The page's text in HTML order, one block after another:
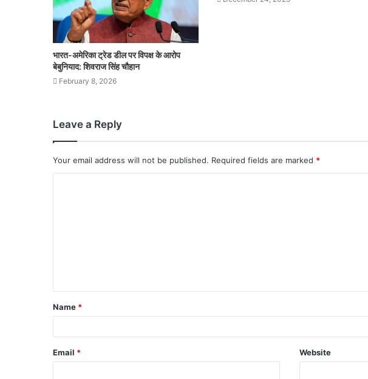
भारत-अमेरिका ट्रेड डील पर विपक्ष के आरोप
बेबुनियाद: शिवराज सिंह चौहान
February 8, 2026
Leave a Reply
Your email address will not be published. Required fields are marked *
Name *
Email * Website